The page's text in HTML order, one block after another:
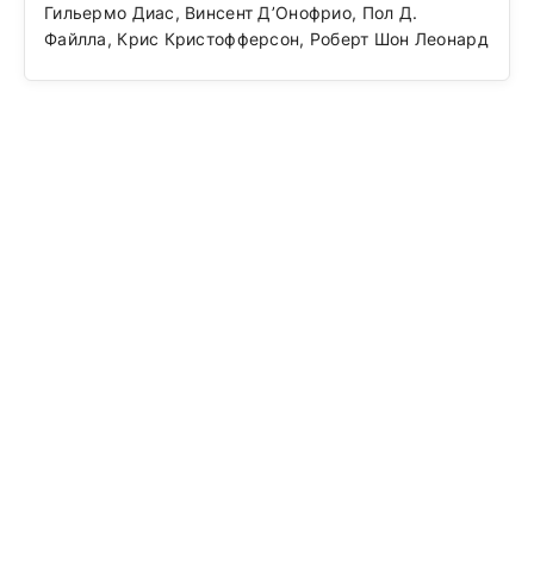
Гильермо Диас, Винсент Д’Онофрио, Пол Д.
Файлла, Крис Кристофферсон, Роберт Шон Леонард